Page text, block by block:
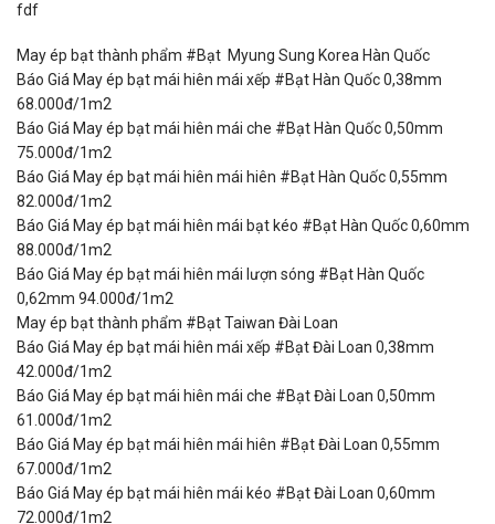
fdf
May ép bạt thành phẩm #Bạt Myung Sung Korea Hàn Quốc
Báo Giá May ép bạt mái hiên mái xếp #Bạt Hàn Quốc 0,38mm
68.000đ/1m2
Báo Giá May ép bạt mái hiên mái che #Bạt Hàn Quốc 0,50mm
75.000đ/1m2
Báo Giá May ép bạt mái hiên mái hiên #Bạt Hàn Quốc 0,55mm
82.000đ/1m2
Báo Giá May ép bạt mái hiên mái bạt kéo #Bạt Hàn Quốc 0,60mm
88.000đ/1m2
Báo Giá May ép bạt mái hiên mái lượn sóng #Bạt Hàn Quốc
0,62mm 94.000đ/1m2
May ép bạt thành phẩm #Bạt Taiwan Đài Loan
Báo Giá May ép bạt mái hiên mái xếp #Bạt Đài Loan 0,38mm
42.000đ/1m2
Báo Giá May ép bạt mái hiên mái che #Bạt Đài Loan 0,50mm
61.000đ/1m2
Báo Giá May ép bạt mái hiên mái hiên #Bạt Đài Loan 0,55mm
67.000đ/1m2
Báo Giá May ép bạt mái hiên mái kéo #Bạt Đài Loan 0,60mm
72.000đ/1m2